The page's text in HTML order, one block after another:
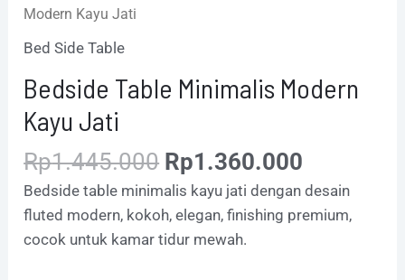
Modern Kayu Jati
Bed Side Table
Bedside Table Minimalis Modern
Kayu Jati
Rp1.445.000 Rp1.360.000
Bedside table minimalis kayu jati dengan desain
fluted modern, kokoh, elegan, finishing premium,
cocok untuk kamar tidur mewah.